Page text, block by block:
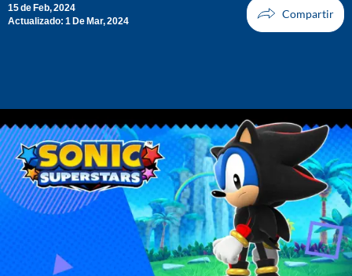
15 de Feb, 2024
Actualizado: 1 De Mar, 2024